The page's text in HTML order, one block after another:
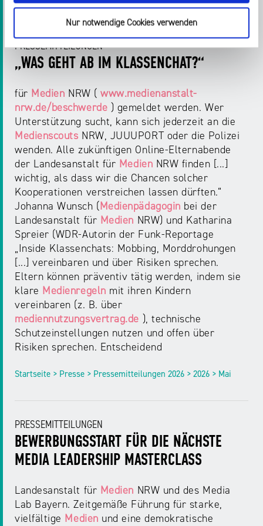
Nur notwendige Cookies verwenden
PRESSEMITTEILUNGEN
„WAS GEHT AB IM KLASSENCHAT?“
für Medien NRW (www.medienanstalt-
nrw.de/beschwerde ) gemeldet werden. Wer
Unterstützung sucht, kann sich jederzeit an die
Medienscouts NRW, JUUUPORT oder die Polizei
wenden. Alle zukünftigen Online-Elternabende
der Landesanstalt für Medien NRW finden [...]
wichtig, als dass wir die Chancen solcher
Kooperationen verstreichen lassen dürften.“
Johanna Wunsch (Medienpädagogin bei der
Landesanstalt für Medien NRW) und Katharina
Spreier (WDR-Autorin der Funk‑Reportage
„Inside Klassenchats: Mobbing, Morddrohungen
[...] vereinbaren und über Risiken sprechen.
Eltern können präventiv tätig werden, indem sie
klare Medienregeln mit ihren Kindern
vereinbaren (z. B. über
mediennutzungsvertrag.de ), technische
Schutzeinstellungen nutzen und offen über
Risiken sprechen. Entscheidend
Startseite > Presse > Pressemitteilungen 2026 > 2026 > Mai
PRESSEMITTEILUNGEN
BEWERBUNGSSTART FÜR DIE NÄCHSTE
MEDIA LEADERSHIP MASTERCLASS
Landesanstalt für Medien NRW und des Media
Lab Bayern. Zeitgemäße Führung für starke,
vielfältige Medien und eine demokratische